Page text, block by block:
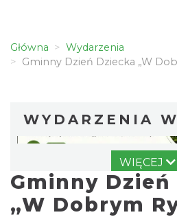
Główna
Wydarzenia
Gminny Dzień Dziecka „W
WYDARZENIA
WIĘCEJ
Gminny Dzień
„W Dobrym